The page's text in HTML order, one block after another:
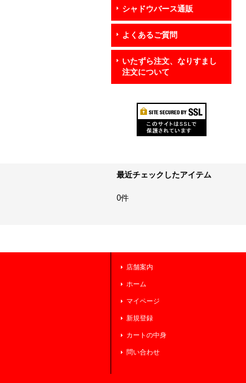
シャドウバース通販
よくあるご質問
いたずら注文、なりすまし
注文について
最近チェックしたアイテム
0件
店舗案内
ホーム
マイページ
新規登録
カートの中身
問い合わせ